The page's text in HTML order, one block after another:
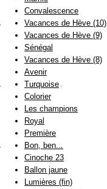
Convalescence
Vacances de Hève (10)
Vacances de Hève (9)
Sénégal
Vacances de Hève (8)
Avenir
Turquoise
Colorier
Les champions
Royal
Première
Bon, ben...
Cinoche 23
Ballon jaune
Lumières (fin)